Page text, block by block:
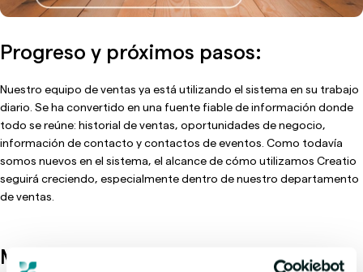
Progreso y próximos pasos:
Nuestro equipo de ventas ya está utilizando el sistema en su trabajo
diario. Se ha convertido en una fuente fiable de información donde
todo se reúne: historial de ventas, oportunidades de negocio,
información de contacto y contactos de eventos. Como todavía
somos nuevos en el sistema, el alcance de cómo utilizamos Creatio
seguirá creciendo, especialmente dentro de nuestro departamento
de ventas.
Mirando hacia el futuro: